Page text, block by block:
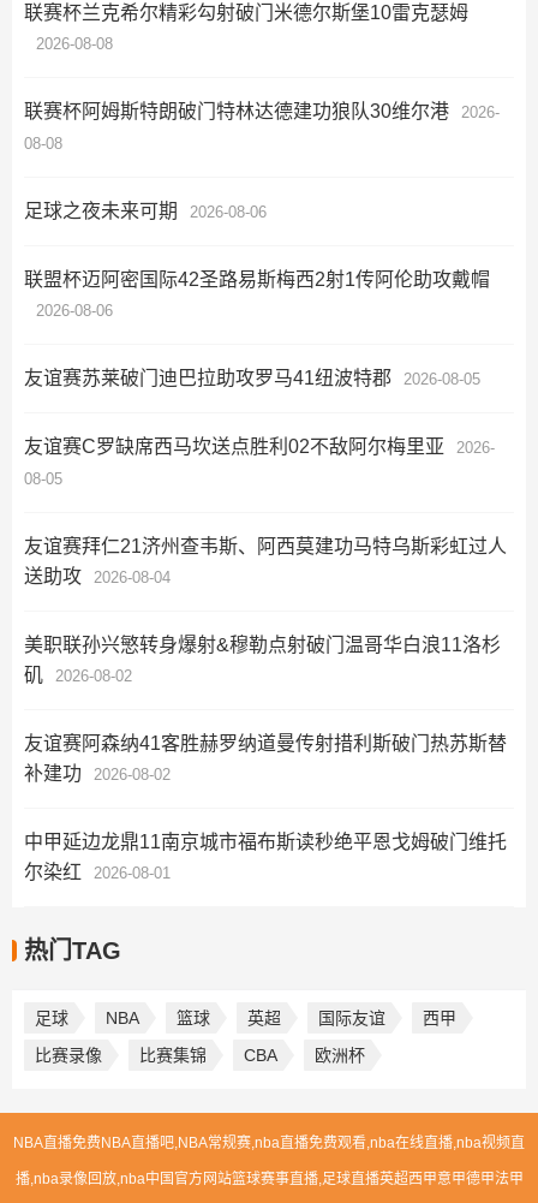
联赛杯兰克希尔精彩勾射破门米德尔斯堡10雷克瑟姆
2026-08-08
联赛杯阿姆斯特朗破门特林达德建功狼队30维尔港
2026-
08-08
足球之夜未来可期 2026-08-06
联盟杯迈阿密国际42圣路易斯梅西2射1传阿伦助攻戴帽
2026-08-06
友谊赛苏莱破门迪巴拉助攻罗马41纽波特郡 2026-08-05
友谊赛C罗缺席西马坎送点胜利02不敌阿尔梅里亚
2026-
08-05
友谊赛拜仁21济州查韦斯、阿西莫建功马特乌斯彩虹过人
送助攻
2026-08-04
美职联孙兴慜转身爆射&穆勒点射破门温哥华白浪11洛杉
矶
2026-08-02
友谊赛阿森纳41客胜赫罗纳道曼传射措利斯破门热苏斯替
补建功
2026-08-02
中甲延边龙鼎11南京城市福布斯读秒绝平恩戈姆破门维托
尔染红
2026-08-01
热门TAG
足球 NBA 篮球 英超 国际友谊
西甲
比赛录像
比赛集锦 CBA 欧洲杯
NBA直播免费NBA直播吧,NBA常规赛,nba直播免费观看,nba在线直播,nba视频直
播,nba录像回放,nba中国官方网站篮球赛事直播,足球直播英超西甲意甲德甲法甲